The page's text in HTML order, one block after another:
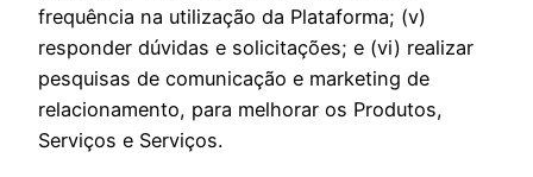
frequência na utilização da Plataforma; (v)
responder dúvidas e solicitações; e (vi) realizar
pesquisas de comunicação e marketing de
relacionamento, para melhorar os Produtos,
Serviços e Serviços.